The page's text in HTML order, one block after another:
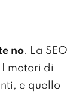
no. La SEO
motori di
e quello